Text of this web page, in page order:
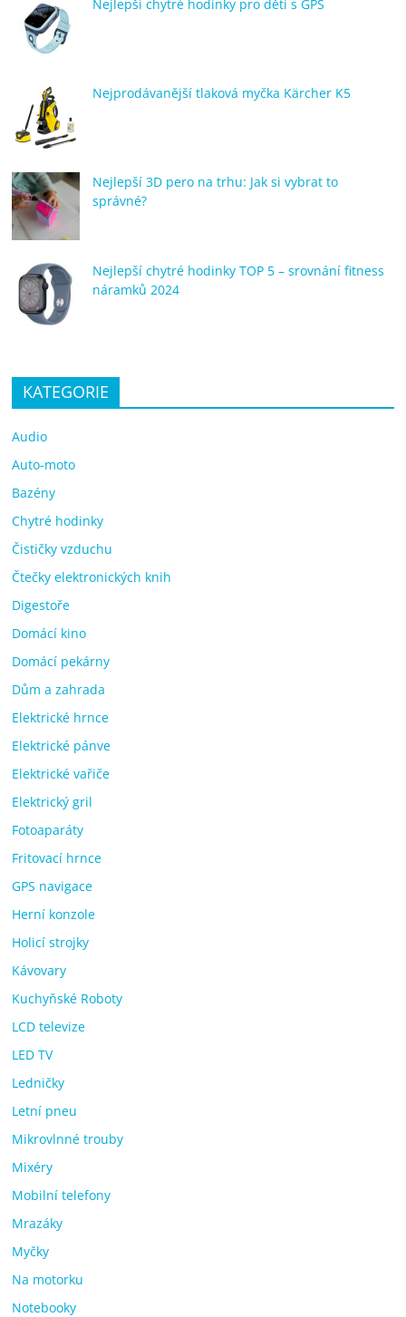
Nejlepší chytré hodinky pro děti s GPS
Nejprodávanější tlaková myčka Kärcher K5
Nejlepší 3D pero na trhu: Jak si vybrat to
správné?
Nejlepší chytré hodinky TOP 5 – srovnání fitness
náramků 2024
KATEGORIE
Audio
Auto-moto
Bazény
Chytré hodinky
Čističky vzduchu
Čtečky elektronických knih
Digestoře
Domácí kino
Domácí pekárny
Dům a zahrada
Elektrické hrnce
Elektrické pánve
Elektrické vařiče
Elektrický gril
Fotoaparáty
Fritovací hrnce
GPS navigace
Herní konzole
Holicí strojky
Kávovary
Kuchyňské Roboty
LCD televize
LED TV
Ledničky
Letní pneu
Mikrovlnné trouby
Mixéry
Mobilní telefony
Mrazáky
Myčky
Na motorku
Notebooky